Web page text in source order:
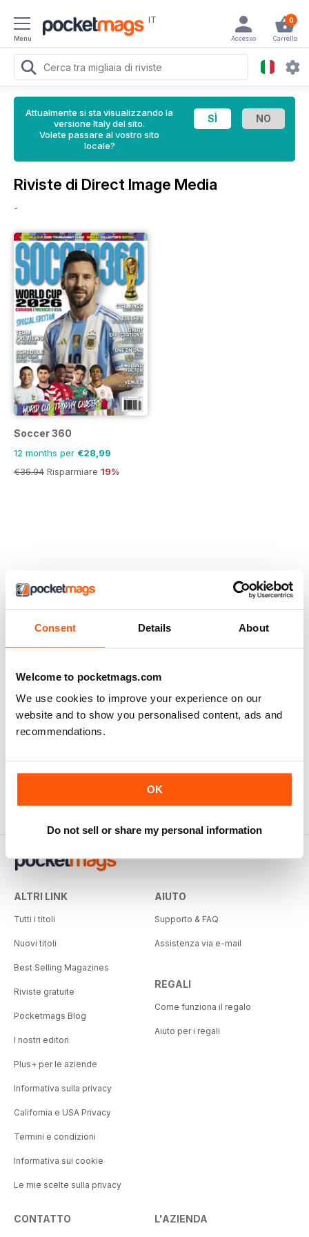
Consent Details About
Welcome to pocketmags.com
We use cookies to improve your experience on our
website and to show you personalised content, ads and
recommendations.
OK
Do not sell or share my personal information
Menu
IT 0
Carrello
Accesso
Attualmente si sta visualizzando la
versione Italy del sito.
Volete passare al vostro sito
locale?
Riviste di Direct Image Media
-
Soccer 360
12 months per €28,99
€35.94 Risparmiare 19%
ALTRI LINK
Tutti i titoli
Nuovi titoli
Best Selling Magazines
Riviste gratuite
Pocketmags Blog
I nostri editori
Plus+ per le aziende
Informativa sulla privacy
California e USA Privacy
Termini e condizioni
Informativa sui cookie
Le mie scelte sulla privacy
AIUTO
Supporto & FAQ
Assistenza via e-mail
REGALI
Come funziona il regalo
Aiuto per i regali
CONTATTO L'AZIENDA